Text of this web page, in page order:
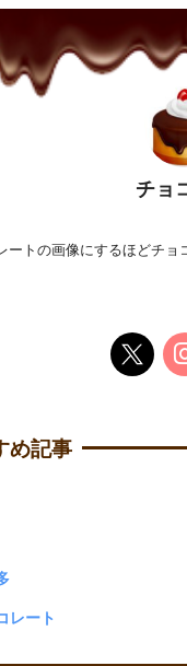
チョ
ートの画像にするほどチ
め記事
レート